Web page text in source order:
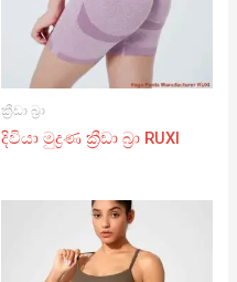
ක්‍රීඩා බ්‍රා
දිවියා මුද්‍රණ ක්‍රීඩා බ්‍රා RUXI